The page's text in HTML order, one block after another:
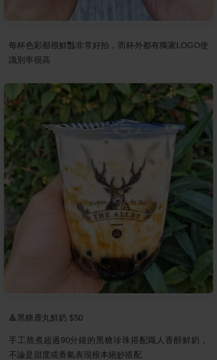
每杯色彩都很鮮豔非常好拍，而杯外都有獨家LOGO使
識別率很高
🔺黑糖鹿丸鮮奶 $50
手工熬煮超過90分鐘的黑糖珍珠搭配職人香醇鮮奶，
不論是甜度或香氣表現根本絕妙搭配